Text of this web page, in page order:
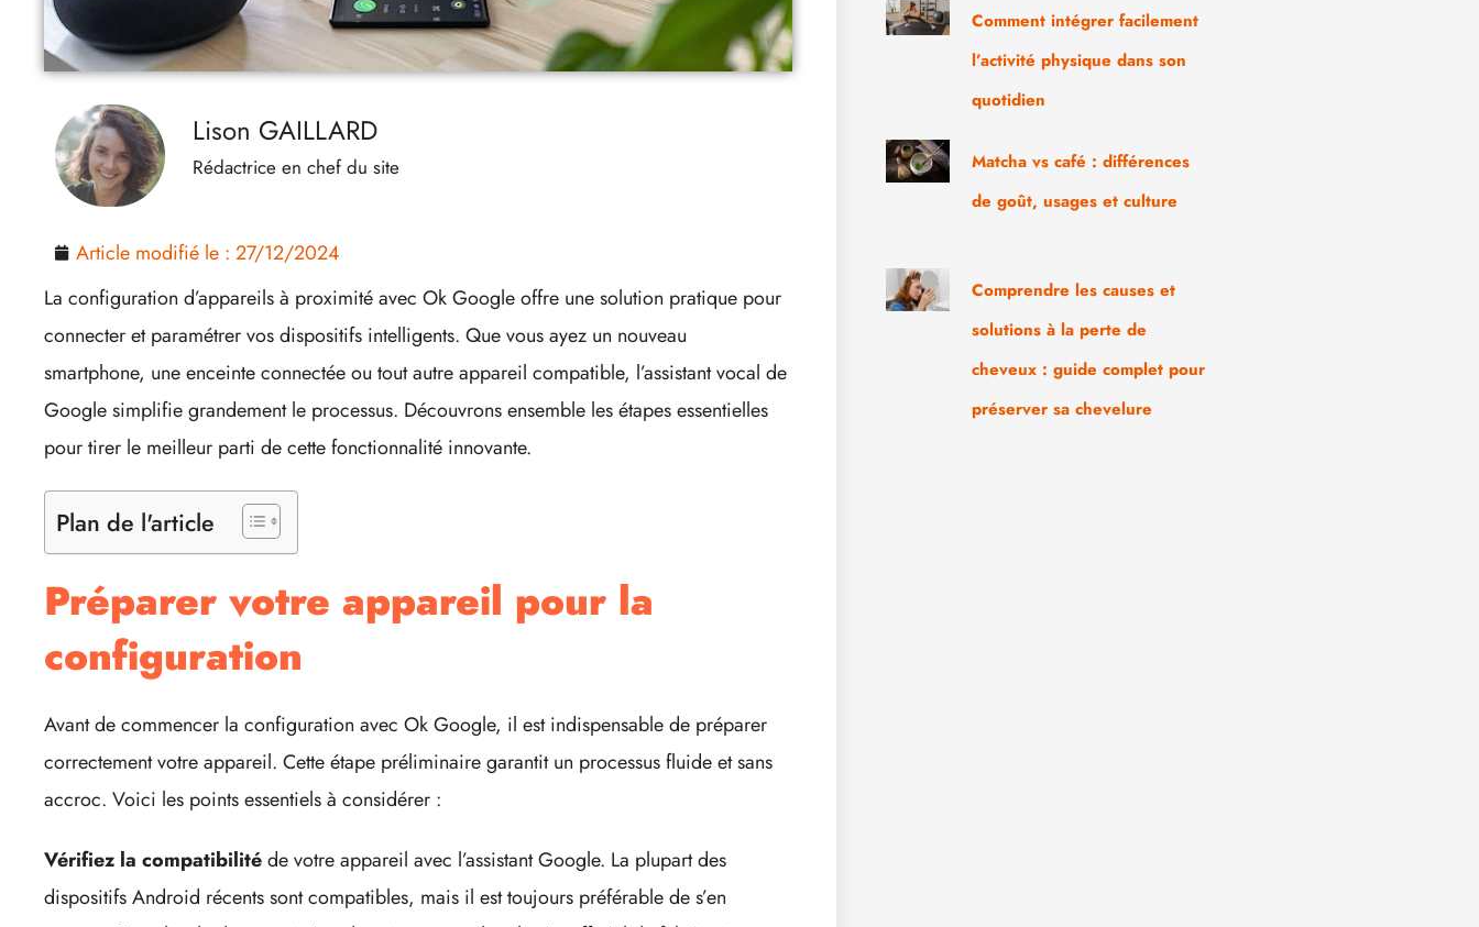
Lison GAILLARD
Rédactrice en chef du site
Article modifié le : 27/12/2024
La configuration d’appareils à proximité avec Ok Google offre une solution pratique pour
connecter et paramétrer vos dispositifs intelligents. Que vous ayez un nouveau
smartphone, une enceinte connectée ou tout autre appareil compatible, l’assistant vocal de
Google simplifie grandement le processus. Découvrons ensemble les étapes essentielles
pour tirer le meilleur parti de cette fonctionnalité innovante.
Plan de l'article
Préparer votre appareil pour la
configuration
Avant de commencer la configuration avec Ok Google, il est indispensable de préparer
correctement votre appareil. Cette étape préliminaire garantit un processus fluide et sans
accroc. Voici les points essentiels à considérer :
Vérifiez la compatibilitéde votre appareil avec l’assistant Google. La plupart des
dispositifs Android récents sont compatibles, mais il est toujours préférable de s’en
Comment intégrer facilement
l’activité physique dans son
quotidien
Matcha vs café : différences
de goût, usages et culture
Comprendre les causes et
solutions à la perte de
cheveux : guide complet pour
préserver sa chevelure